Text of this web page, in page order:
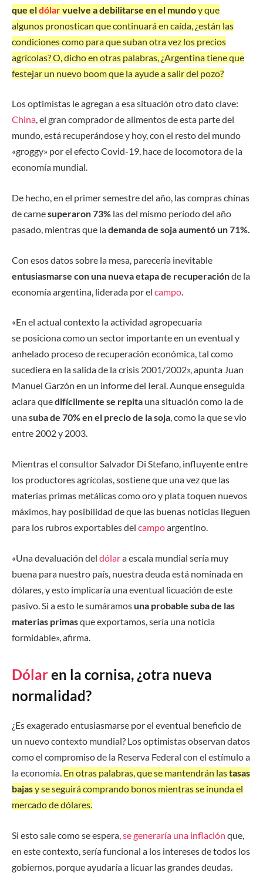
que eldólarvuelve a debilitarse en el mundoy que
algunos pronostican que continuará en caída, ¿están las
condiciones como para que suban otra vez los precios
agrícolas? O, dicho en otras palabras, ¿Argentina tiene que
festejar un nuevo boom que la ayude a salir del pozo?
Los optimistas le agregan a esa situación otro dato clave:
China, el gran comprador de alimentos de esta parte del
mundo, está recuperándose y hoy, con el resto del mundo
«groggy» por el efecto Covid-19, hace de locomotora de la
economía mundial.
De hecho, en el primer semestre del año, las compras chinas
de carnesuperaron 73% las del mismo período del año
pasado, mientras que lademanda de soja aumentó un 71%.
Con esos datos sobre la mesa, parecería inevitable
entusiasmarse con una nueva etapa de recuperaciónde la
economía argentina, liderada por el campo
«En el actual contexto la actividad agropecuaria
se posiciona como un sector importante en un eventual y
anhelado proceso de recuperación económica, tal como
sucediera en la salida de la crisis 2001/2002», apunta Juan
Manuel Garzón en un informe del Ieral. Aunque enseguida
aclara quedifícilmente se repita una situación como la de
unasuba de 70% en el precio de la soja, como la que se vio
entre 2002 y 2003.
Mientras el consultor Salvador Di Stefano, influyente entre
los productores agrícolas, sostiene que una vez que las
materias primas metálicas como oro y plata toquen nuevos
máximos, hay posibilidad de que las buenas noticias lleguen
para los rubros exportables del campoargentino.
«Una devaluación del dólara escala mundial sería muy
buena para nuestro país, nuestra deuda está nominada en
dólares, y esto implicaría una eventual licuación de este
pasivo. Si a esto le sumáramos una probable suba de las
materias primasque exportamos, sería una noticia
formidable», afirma.
Dólaren la cornisa, ¿otra nueva
normalidad?
¿Es exagerado entusiasmarse por el eventual beneficio de
un nuevo contexto mundial? Los optimistas observan datos
como el compromiso de la Reserva Federal con el estímulo a
la economía. En otras palabras, que se mantendrán lastasas
bajasy se seguirá comprando bonos mientras se inunda el
mercado de dólares.
Si esto sale como se espera, se generaría una inflación que,
en este contexto, sería funcional a los intereses de todos los
gobiernos, porque ayudaría a licuar las grandes deudas.